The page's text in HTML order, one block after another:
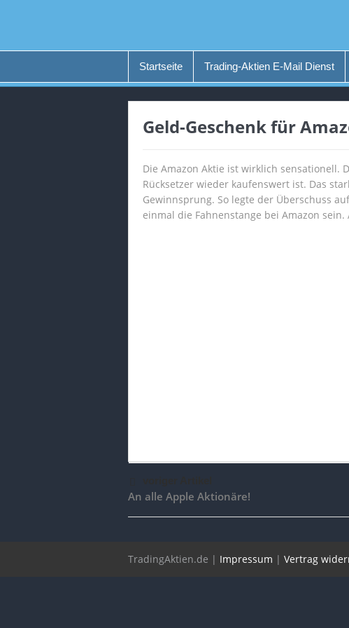
Startseite Trading-Aktien E-Mail Dienst
Geld-Geschenk für
Die Amazon Aktie ist wirklich sensationell.
Rücksetzer wieder kaufenswert ist. Das
Gewinnsprung. So legte der Überschuss
einmal die Fahnenstange bei Amazon
An alle Apple Aktionäre!
TradingAktien.de | Impressum | Vertrag